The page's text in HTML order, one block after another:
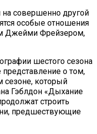
на совершенно другой
особые отношения
Джейми Фрейзером,
шестого сезона
о том,
сезоне, который
Гэблдон «Дыхание
строить
предшествующие